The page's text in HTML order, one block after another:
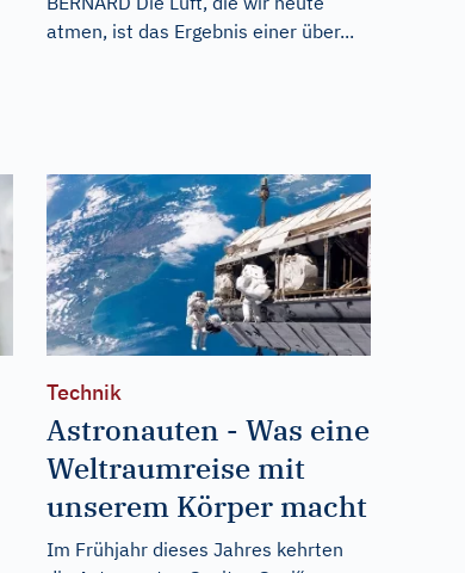
atmen, ist das Ergebnis einer über...
Technik
Astronauten - Was eine
Weltraumreise mit
unserem Körper macht
Im Frühjahr dieses Jahres kehrten